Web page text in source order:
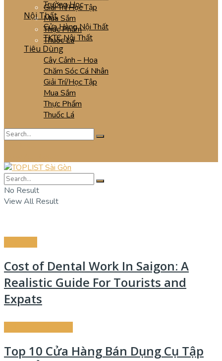
Giải Trí/Học Tập
Mua Sắm
Thực Phẩm
Thuốc Lá
Trường Học
Nội Thất
Cửa Hàng Nội Thất
TKTC Nội Thất
Tiêu Dùng
Cây Cảnh – Hoa
Chăm Sóc Cá Nhân
Giải Trí/Học Tập
Mua Sắm
Thực Phẩm
Thuốc Lá
No Result
View All Result
Cost of Dental Work In Saigon: A
Realistic Guide For Tourists and
Expats
Top 10 Cửa Hàng Bán Dụng Cụ Tập